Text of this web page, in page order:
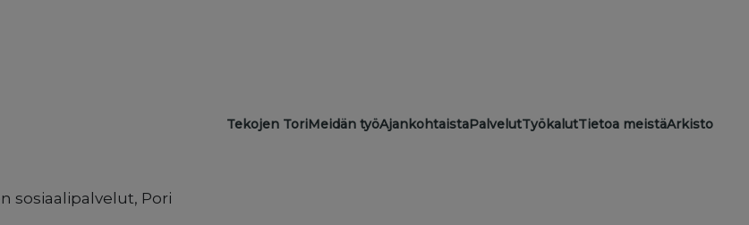
Main navigation
Tekojen ToriMeidän työAjankohtaistaPalvelutTyökalutTietoa meistäArkisto
sosiaalipalvelut, Pori